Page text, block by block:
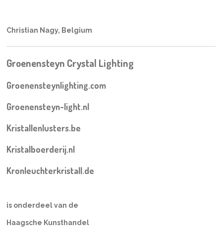
Christian Nagy, Belgium
Groenensteyn Crystal Lighting
Groenensteynlighting.com
Groenensteyn-light.nl
Kristallenlusters.be
Kristalboerderij.nl
Kronleuchterkristall.de
is onderdeel van de
Haagsche Kunsthandel